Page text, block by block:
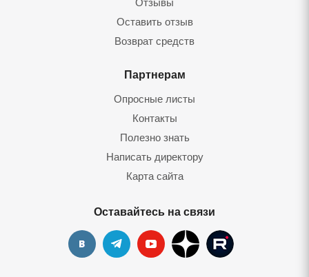
Отзывы
Оставить отзыв
Возврат средств
Партнерам
Опросные листы
Контакты
Полезно знать
Написать директору
Карта сайта
Оставайтесь на связи